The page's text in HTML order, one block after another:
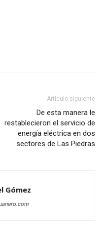
Artículo siguiente
De esta manera le
restablecieron el servicio de
energía eléctrica en dos
sectores de Las Piedras
Gómez